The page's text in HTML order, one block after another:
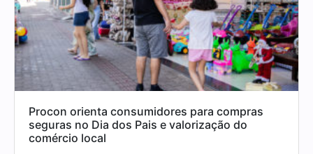
Procon orienta consumidores para compras
seguras no Dia dos Pais e valorização do
comércio local